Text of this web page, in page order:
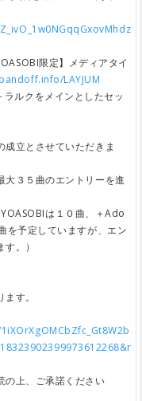
限定】メディアタイ
LAYJUM
ルクをメインとしたセッ
立とさせていただきま
大３５曲のエントリーを進
は１０曲、＋Ado
予定していますが、エン
。）
す。
の上、ご承諾ください